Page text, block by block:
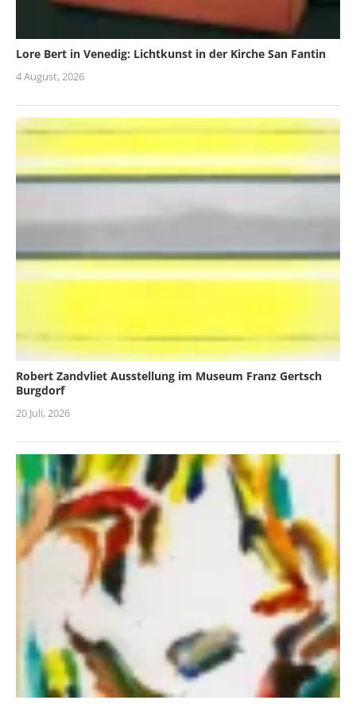
Lore Bert in Venedig: Lichtkunst in der Kirche San Fantin
4 August, 2026
Robert Zandvliet Ausstellung im Museum Franz Gertsch
Burgdorf
20 Juli, 2026